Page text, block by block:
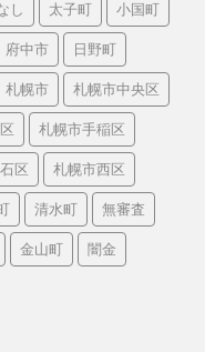
し 太子町 小国町
府中市 日野町
札幌市 札幌市中央区
札幌市手稲区
区 札幌市西区
清水町 無審査
金山町 闇金